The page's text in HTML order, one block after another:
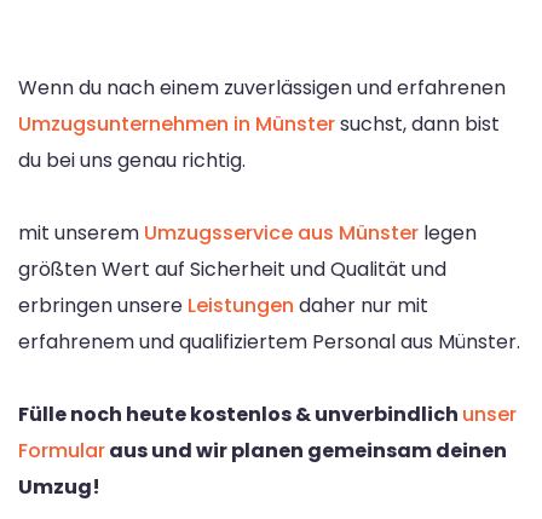
Wenn du nach einem zuverlässigen und erfahrenen
Umzugsunternehmen in Münstersuchst, dann bist
du bei uns genau richtig.
mit unserem Umzugsservice aus Münster legen
größten Wert auf Sicherheit und Qualität und
erbringen unsere Leistungen daher nur mit
erfahrenem und qualifiziertem Personal aus Münster.
Fülle noch heute kostenlos & unverbindlich unser
Formularaus und wir planen gemeinsam deinen
Umzug!